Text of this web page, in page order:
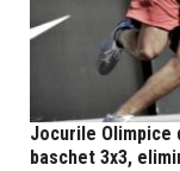
Jocurile Olimpice
baschet 3x3,